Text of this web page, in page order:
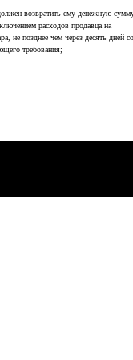
возвратить ему денежную
расходов продавца на
не позднее чем через десять дней со
требования;